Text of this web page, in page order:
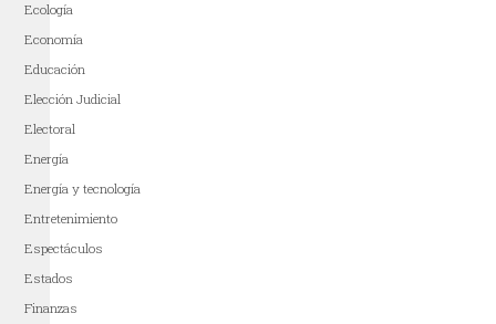
Ecología
Economía
Educación
Elección Judicial
Electoral
Energía
Energía y tecnología
Entretenimiento
Espectáculos
Estados
Finanzas